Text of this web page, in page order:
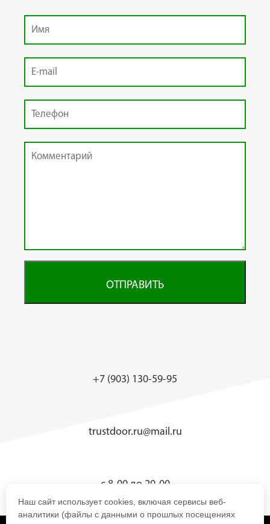
Наш сайт использует cookies, включая сервисы веб-
аналитики (файлы с данными о прошлых посещениях
ОТПРАВИТЬ
+7 (903) 130-59-95
trustdoor.ru@mail.ru
с 8-00 до 20-00